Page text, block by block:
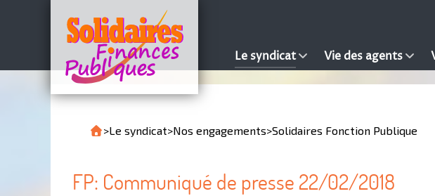
Le syndicat Vie des agents
>Le syndicat>Nos engagements>Solidaires Fonction Publique
FP: Communiqué de presse 22/02/2018